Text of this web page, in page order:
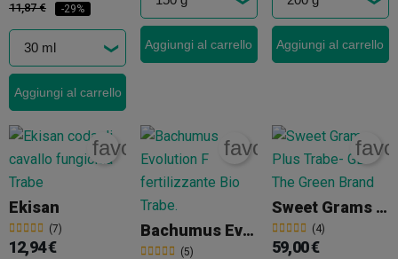
11,87 € -29%
Aggiungi al carrello
Aggiungi al carrello Aggiungi al carrello
Ekisan
(7)
favorite_border
12,94 €
Bachumus Evolution F
(5)
favorite_border
Sweet Grams Plus Trabe
(4)
59,00 €